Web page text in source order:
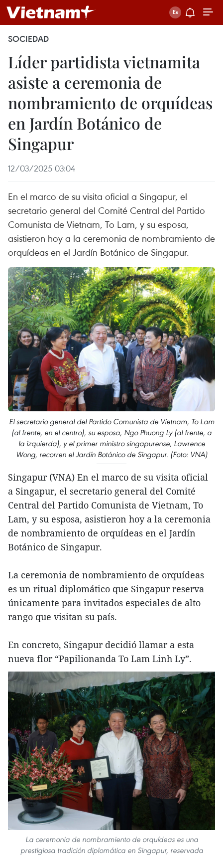
SOCIEDAD
Líder partidista vietnamita
asiste a ceremonia de
nombramiento de orquídeas
en Jardín Botánico de
Singapur
12/03/2025 03:04
En el marco de su visita oficial a Singapur, el
secretario general del Comité Central del Partido
Comunista de Vietnam, To Lam, y su esposa,
asistieron hoy a la ceremonia de nombramiento de
orquídeas en el Jardín Botánico de Singapur.
El secretario general del Partido Comunista de Vietnam, To Lam
(al frente, en el centro), su esposa, Ngo Phuong Ly (al frente, a
la izquierda), y el primer ministro singapurense, Lawrence
Wong, recorren el Jardín Botánico de Singapur. (Foto: VNA)
Singapur (VNA) En el marco de su visita oficial
a Singapur, el secretario general del Comité
Central del Partido Comunista de Vietnam, To
Lam, y su esposa, asistieron hoy a la ceremonia
de nombramiento de orquídeas en el Jardín
Botánico de Singapur.
La ceremonia de nombramiento de orquídeas
es un ritual diplomático que Singapur reserva
únicamente para invitados especiales de alto
rango que visitan su país.
En concreto, Singapur decidió llamar a esta
nueva flor “Papilionanda To Lam Linh Ly”.
La ceremonia de nombramiento de orquídeas es una
prestigiosa tradición diplomática en Singapur, reservada